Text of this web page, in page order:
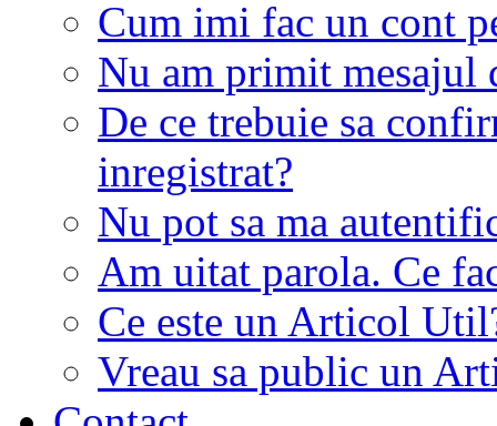
Cum imi fac un cont
Nu am primit mesajul
De ce trebuie sa
inregistrat?
Nu pot sa ma
Am uitat parola. Ce
Ce este un Articol
Vreau sa public un